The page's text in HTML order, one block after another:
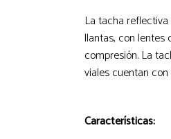
La tacha
llantas, con lentes
compresión. La
viales cuentan
Características: